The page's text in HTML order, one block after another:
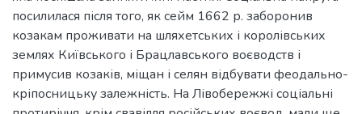
посилилася після того, як сейм 1662 р. заборонив
козакам проживати на шляхетських і королівських
землях Київського і Брацлавського воєводств і
примусив козаків, міщан і селян відбувати феодально-
кріпосницьку залежність. На Лівобережжі соціальні